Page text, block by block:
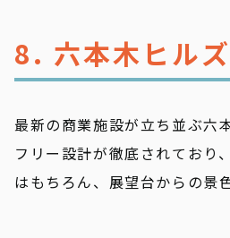
8. 六本木ヒルズ
最新の商業施設が立ち並ぶ六
フリー設計が徹底されており
はもちろん、展望台からの景